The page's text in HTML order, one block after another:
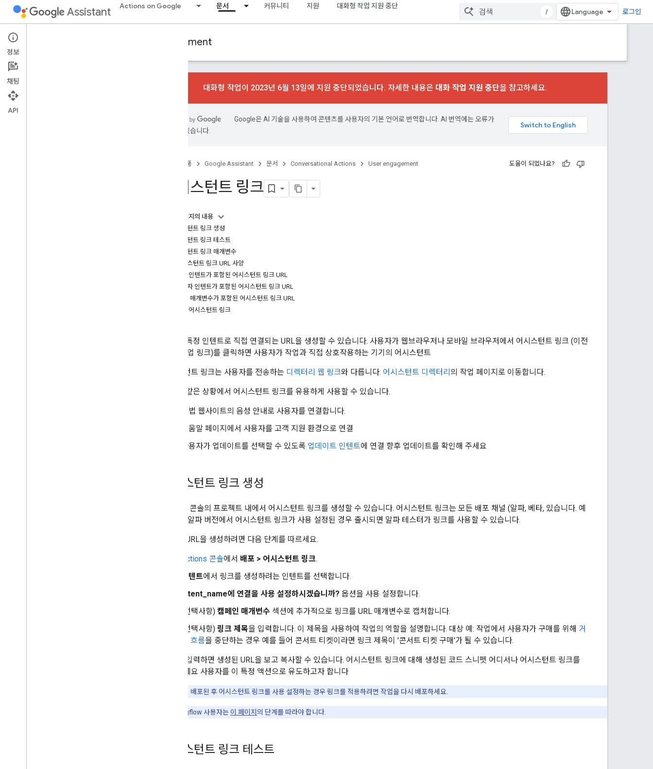
Assistant Actions on Google 문서 커뮤니티 지원 대화형 작업 지원 중단
/ 로그인
Conversational Actions User engagement
기본사항 알아보기
대화형 작업이 2023년 6월 13일에 지원 중단되었습니다. 자세한 내용은 대화 작업 지원 중단을 참고하세요.
Google은 AI 기술을 사용하여 콘텐츠를 사용자의 기본 언어로 번역합니다. AI 번역에는 오류가
있을 수 있습니다.
제품 Google Assistant 문서 Conversational Actions User engagement 도움이 되었나요?
어시스턴트 링크
이 페이지의 내용
어시스턴트 링크 생성
어시스턴트 링크 테스트
어시스턴트 링크 매개변수
어시스턴트 링크 URL 사양
내장 인텐트가 포함된 어시스턴트 링크 URL
사용자 인텐트가 포함된 어시스턴트 링크 URL
UTM 매개변수가 포함된 어시스턴트 링크 URL
다양한 어시스턴트 링크
작업의 특정 인텐트로 직접 연결되는 URL을 생성할 수 있습니다. 사용자가 웹브라우저나 모바일 브라우저에서 어시스턴트 링크 (이전
명칭: 작업 링크)를 클릭하면 사용자가 작업과 직접 상호작용하는 기기의 어시스턴트
어시스턴트 링크는 사용자를 전송하는 디렉터리 웹 링크와 다릅니다. 어시스턴트 디렉터리 의 작업 페이지로 이동합니다.
다음과 같은 상황에서 어시스턴트 링크를 유용하게 사용할 수 있습니다.
방법 웹사이트의 음성 안내로 사용자를 연결합니다.
도움말 페이지에서 사용자를 고객 지원 환경으로 연결
사용자가 업데이트를 선택할 수 있도록 업데이트 인텐트에 연결 향후 업데이트를 확인해 주세요
어시스턴트 링크 생성
Actions 콘솔의 프로젝트 내에서 어시스턴트 링크를 생성할 수 있습니다. 어시스턴트 링크는 모든 배포 채널 (알파, 베타, 있습니다. 예
를 들어 알파 버전에서 어시스턴트 링크가 사용 설정된 경우 출시되면 알파 테스터가 링크를 사용할 수 있습니다.
작업의 URL을 생성하려면 다음 단계를 따르세요.
Actions 콘솔에서 배포 > 어시스턴트 링크.
인텐트에서 링크를 생성하려는 인텐트를 선택합니다.
intent_name에 연결을 사용 설정하시겠습니까? 옵션을 사용 설정합니다.
(선택사항) 캠페인 매개변수 섹션에 추가적으로 링크를 URL 매개변수로 캡처합니다.
(선택사항) 링크 제목을 입력합니다. 이 제목을 사용하여 작업의 역할을 설명합니다. 대상 예: 작업에서 사용자가 구매를 위해 거
래 흐름을 중단하는 경우 예를 들어 콘서트 티켓이라면 링크 제목이 '콘서트 티켓 구매'가 될 수 있습니다.
정보를 입력하면 생성된 URL을 보고 복사할 수 있습니다. 어시스턴트 링크에 대해 생성된 코드 스니펫 어디서나 어시스턴트 링크를
사용하세요 사용자를 이 특정 액션으로 유도하고자 합니다
작업이 배포된 후 어시스턴트 링크를 사용 설정하는 경우 링크를 적용하려면 작업을 다시 배포하세요.
Dialogflow 사용자는 이 페이지 의 단계를 따라야 합니다.
어시스턴트 링크 테스트
정보
채팅
API